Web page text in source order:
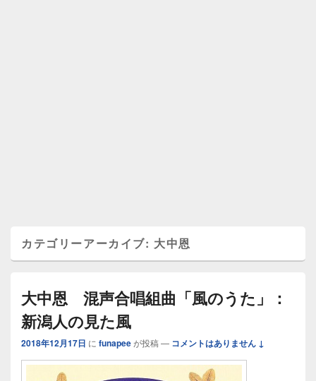
カテゴリーアーカイブ: 大中恩
大中恩 混声合唱組曲「風のうた」：
新潟人の見た風
2018年12月17日 に funapeeが投稿 — コメントはありません ↓